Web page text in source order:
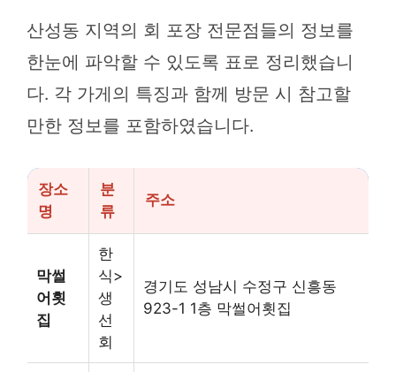
산성동 지역의 회 포장 전문점들의 정보를
한눈에 파악할 수 있도록 표로 정리했습니
다. 각 가게의 특징과 함께 방문 시 참고할
만한 정보를 포함하였습니다.
장소
명
분
류
주소
막썰
어횟
집
한
식>
생
선
회
경기도 성남시 수정구 신흥동
923-1 1층 막썰어횟집